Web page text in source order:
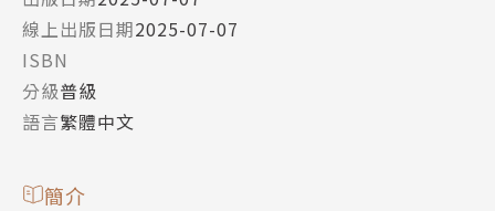
線上出版日期2025-07-07
ISBN
分級普級
語言繁體中文
簡介